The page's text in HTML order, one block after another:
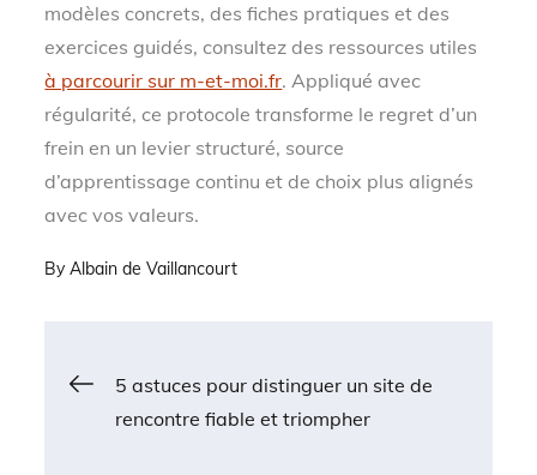
modèles concrets, des fiches pratiques et des
exercices guidés, consultez des ressources utiles
à parcourir sur m-et-moi.fr. Appliqué avec
régularité, ce protocole transforme le regret d’un
frein en un levier structuré, source
d’apprentissage continu et de choix plus alignés
avec vos valeurs.
ByAlbain de Vaillancourt
Navigation
5 astuces pour distinguer un site de
rencontre fiable et triompher